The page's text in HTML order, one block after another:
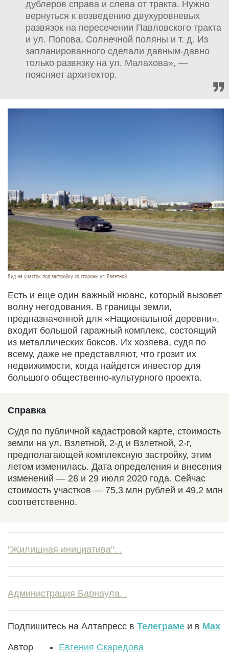
дублеров справа и слева от тракта. Нужно
вернуться к возведению двухуровневых
развязок на пересечении Павловского тракта
и ул. Попова, Солнечной поляны и т. д. Из
запланированного сделали давным-давно
только развязку на ул. Малахова», —
поясняет архитектор.
Вид на участок под застройку со стороны ул. Взлетной.
Есть и еще один важный нюанс, который вызовет
волну негодования. В границы земли,
предназначенной для «Национальной деревни»,
входит большой гаражный комплекс, состоящий
из металлических боксов. Их хозяева, судя по
всему, даже не представляют, что грозит их
недвижимости, когда найдется инвестор для
большого общественно-культурного проекта.
Справка
Судя по публичной кадастровой карте, стоимость
земли на ул. Взлетной, 2-д и Взлетной, 2-г,
предполагающей комплексную застройку, этим
летом изменилась. Дата определения и внесения
изменений — 28 и 29 июля 2020 года. Сейчас
стоимость участков — 75,3 млн рублей и 49,2 млн
соответственно.
"Жилищная инициатива". .
Администрация Барнаула. .
Подпишитесь на Алтапресс в Телеграме и в Max
Автор Евгения Скаредова